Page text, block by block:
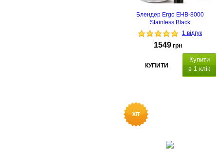
Блендер Ergo EHB-8000
Stainless Black
1 відгук
1549 грн
КУПИТИ
Купити
в 1 клік